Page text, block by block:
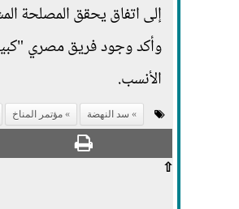
إلى اتفاق يحقق المصلحة
وأكد وجود فريق مصري
الأنسب.
سد النهضة مؤتمر المناخ
⇧